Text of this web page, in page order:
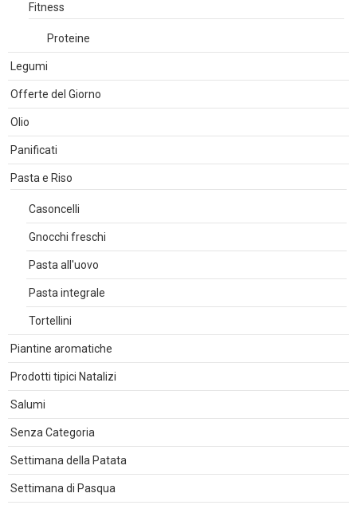
Fitness
Proteine
Legumi
Offerte del Giorno
Olio
Panificati
Pasta e Riso
Casoncelli
Gnocchi freschi
Pasta all'uovo
Pasta integrale
Tortellini
Piantine aromatiche
Prodotti tipici Natalizi
Salumi
Senza Categoria
Settimana della Patata
Settimana di Pasqua